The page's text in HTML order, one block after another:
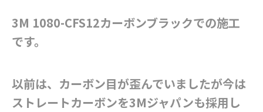
3M 1080-CFS12カーボンブラックでの施工
です。
以前は、カーボン目が歪んでいましたが今は
ストレートカーボンを3Mジャパンも採用し